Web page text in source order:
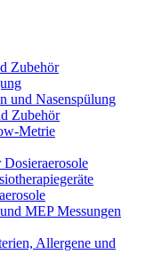
Zubehör
und Nasenspülung
Zubehör
Metrie
MEP Messungen
Allergene und